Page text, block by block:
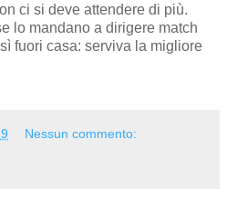
ci si deve attendere di più.
lo mandano a dirigere match
fuori casa: serviva la migliore
Nessun commento: